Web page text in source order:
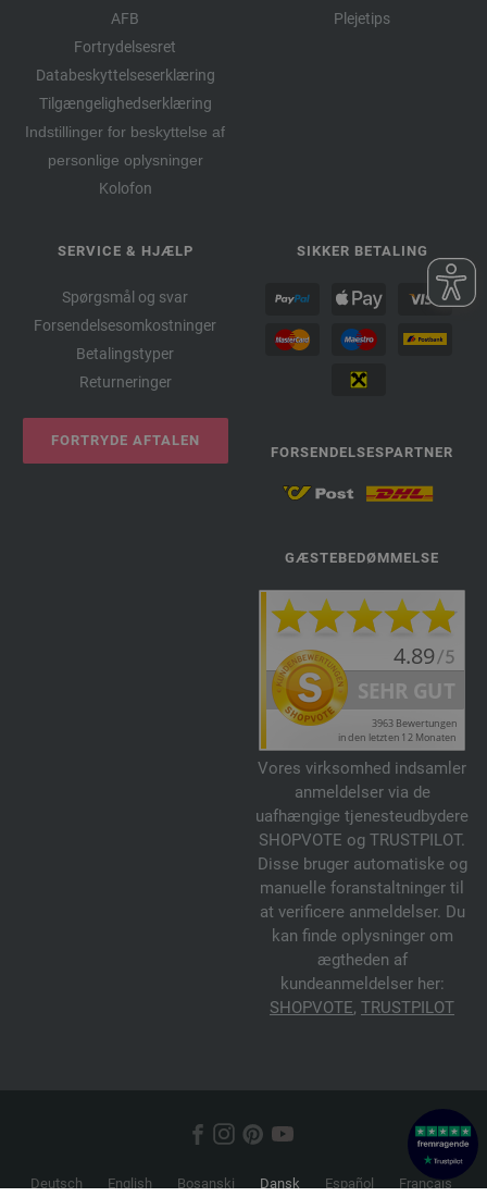
AFB
Fortrydelsesret
Databeskyttelseserklæring
Tilgængelighedserklæring
Indstillinger for beskyttelse af
personlige oplysninger
Kolofon
Plejetips
SERVICE & HJÆLP
Spørgsmål og svar
Forsendelsesomkostninger
Betalingstyper
Returneringer
FORTRYDE AFTALEN
SIKKER BETALING
FORSENDELSESPARTNER
GÆSTEBEDØMMELSE
Vores virksomhed indsamler
anmeldelser via de
uafhængige tjenesteudbydere
SHOPVOTE og TRUSTPILOT.
Disse bruger automatiske og
manuelle foranstaltninger til
at verificere anmeldelser. Du
kan finde oplysninger om
ægtheden af
kundeanmeldelser her:
SHOPVOTE, TRUSTPILOT
Deutsch English Bosanski Dansk Español Français